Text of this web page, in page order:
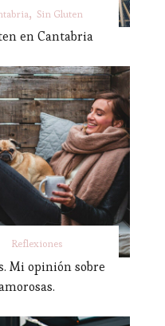
Sin Gluten
en Cantabria
Reflexiones
Mi opinión sobre